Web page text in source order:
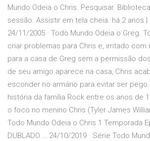
Mundo Odeia o Chris. Pesquisar.
sessão. Assistir em tela cheia. há 2 anos |
24/11/2005 · Todo Mundo Odeia o Greg.
criar problemas para Chris e, irritado com
para a casa de Greg sem a permissão
de seu amigo aparece na casa, Chris
esconder no armário para evitar ser
história da família Rock entre os anos de
o foco no menino Chris (Tyler James
Todo Mundo Odeia o Chris 1 Temporada
DUBLADO … 24/10/2019 · Série Todo